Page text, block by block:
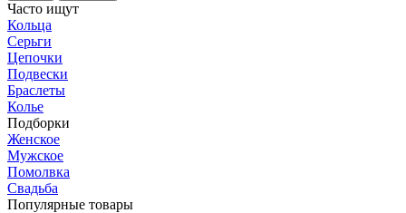
Часто ищут
Кольца
Серьги
Цепочки
Подвески
Браслеты
Колье
Подборки
Женское
Мужское
Помолвка
Свадьба
Популярные товары